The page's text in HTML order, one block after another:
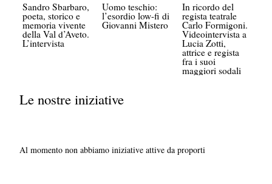
Sandro Sbarbaro,
poeta, storico e
memoria vivente
della Val d’Aveto.
L’intervista
Uomo teschio:
l’esordio low-fi di
Giovanni Mistero
In ricordo del
regista teatrale
Carlo Formigoni.
Videointervista a
Lucia Zotti,
attrice e regista
fra i suoi
maggiori sodali
Le nostre iniziative
Al momento non abbiamo iniziative attive da proporti